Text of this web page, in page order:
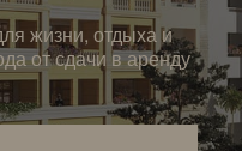
жизни, отдыха и
от сдачи в аренду